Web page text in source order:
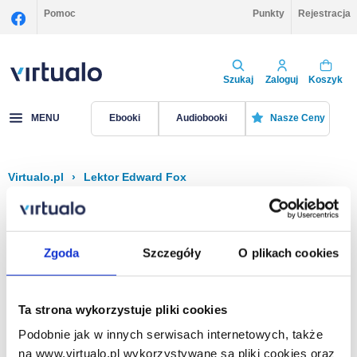
Zgoda Szczegóły O plikach cookies
Ta strona wykorzystuje pliki cookies
Podobnie jak w innych serwisach internetowych, także
na www.virtualo.pl wykorzystywane są pliki cookies oraz
Pomoc Punkty Rejestracja
Szukaj Zaloguj Koszyk
MENU Ebooki Audiobooki Nasze Ceny
Virtualo.pl › Lektor Edward Fox
Filtruj Sortuj
Na stronie